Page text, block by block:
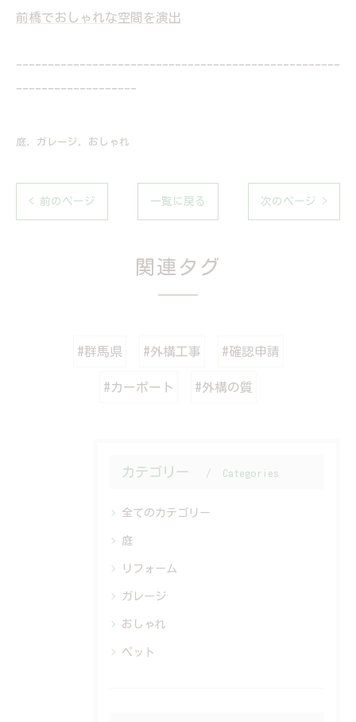
前橋でおしゃれな空間を演出
---------------------------------------------------
-------------------
庭 ガレージ おしゃれ
< 前のページ 一覧に戻る 次のページ >
関連タグ
#群馬県 #外構工事 #確認申請
#カーポート #外構の質
カテゴリー Categories
全てのカテゴリー
庭
リフォーム
ガレージ
おしゃれ
ペット